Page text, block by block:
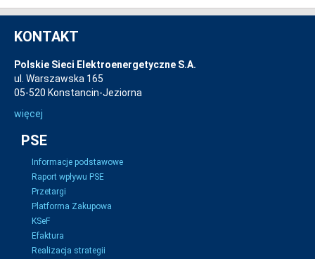
KONTAKT
Polskie Sieci Elektroenergetyczne S.A.
ul. Warszawska 165
05-520 Konstancin-Jeziorna
więcej
PSE
Informacje podstawowe
Raport wpływu PSE
Przetargi
Platforma Zakupowa
KSeF
Efaktura
Realizacja strategii